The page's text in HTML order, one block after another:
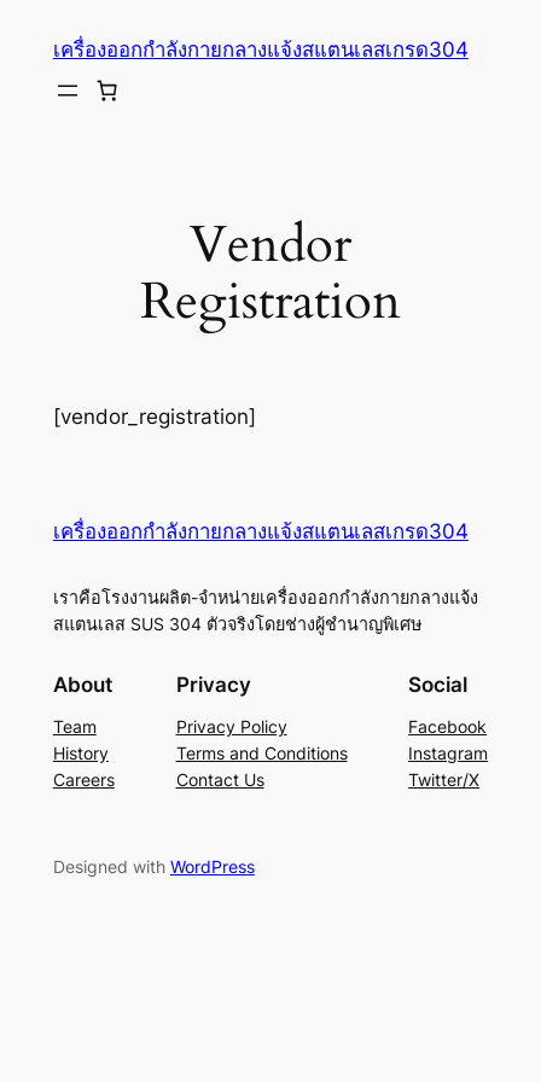
เครื่องออกกำลังกายกลางแจ้งสแตนเลสเกรด304
Vendor
Registration
[vendor_registration]
เครื่องออกกำลังกายกลางแจ้งสแตนเลสเกรด304
เราคือโรงงานผลิต-จำหน่ายเครื่องออกกำลังกายกลางแจ้ง
สแตนเลส SUS 304 ตัวจริงโดยช่างผู้ชำนาญพิเศษ
About
Team
History
Careers
Privacy
Privacy Policy
Terms and Conditions
Contact Us
Social
Facebook
Instagram
Twitter/X
Designed with WordPress